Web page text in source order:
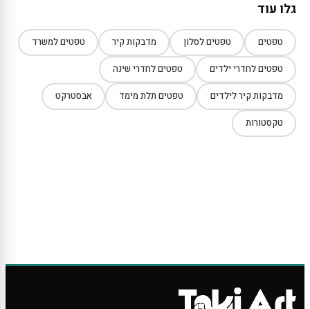
גלו עוד
טפטים טפטים לסלון מדבקות קיר טפטים למשרד
טפטים לחדרי ילדים טפטים לחדרי שינה
מדבקות קיר לילדים טפטים תלת מימד אבסטרקט
טקסטורות